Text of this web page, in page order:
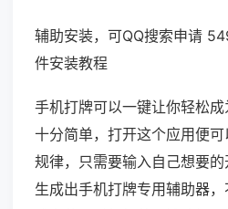
辅助安装，可QQ搜索申请
件安装教程
手机打牌可以一键让你轻松成
十分简单，打开这个应用便
规律，只需要输入自己想要
生成出手机打牌专用辅助器